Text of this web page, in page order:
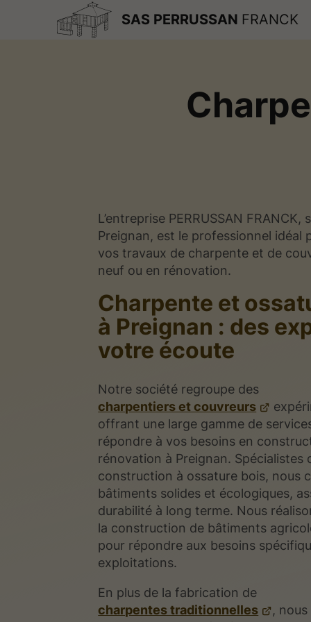
SAS PERRUSSAN FRANCK
L’entreprise PERRUSSAN FRANCK,
Preignan, est le professionnel idéal
vos travaux de charpente et de
neuf ou en rénovation.
Charpente et
à Preignan : des
votre écoute
Notre société regroupe des
charpentiers et couvreurs
offrant une large gamme de
répondre à vos besoins en
rénovation à Preignan. Spécialistes
construction à ossature bois, nous
bâtiments solides et écologiques,
durabilité à long terme. Nous
la construction de bâtiments
pour répondre aux besoins
exploitations.
En plus de la fabrication de
charpentes traditionnelles
,